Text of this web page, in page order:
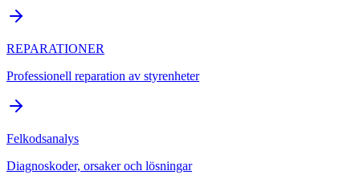
REPARATIONER
Professionell reparation av styrenheter
Felkodsanalys
Diagnoskoder, orsaker och lösningar